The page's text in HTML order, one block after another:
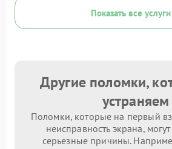
Показать все услуги
Другие поломки,
устраняем
Поломки, которые на первый
неисправность экрана,
серьезные причины.